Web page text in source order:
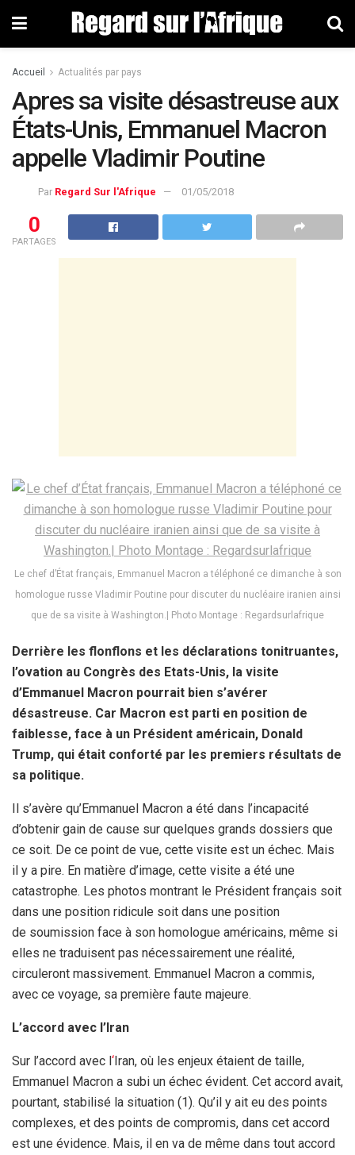
Accueil Actualités par pays
Apres sa visite désastreuse aux
États-Unis, Emmanuel Macron
appelle Vladimir Poutine
Par Regard Sur l'Afrique 01/05/2018
0
PARTAGES
Le chef d’État français, Emmanuel Macron a téléphoné ce dimanche à son
homologue russe Vladimir Poutine pour discuter du nucléaire iranien ainsi
que de sa visite à Washington.| Photo Montage : Regardsurlafrique
Derrière les flonflons et les déclarations tonitruantes,
l’ovation au Congrès des Etats-Unis, la visite
d’Emmanuel Macron pourrait bien s’avérer
désastreuse. Car Macron est parti en position de
faiblesse, face à un Président américain, Donald
Trump, qui était conforté par les premiers résultats de
sa politique.
Il s’avère qu’Emmanuel Macron a été dans l’incapacité
d’obtenir gain de cause sur quelques grands dossiers que
ce soit. De ce point de vue, cette visite est un échec. Mais
il y a pire. En matière d’image, cette visite a été une
catastrophe. Les photos montrant le Président français soit
dans une position ridicule soit dans une position
de soumission face à son homologue américains, même si
elles ne traduisent pas nécessairement une réalité,
circuleront massivement. Emmanuel Macron a commis,
avec ce voyage, sa première faute majeure.
L’accord avec l’Iran
Sur l’accord avec l‘Iran, où les enjeux étaient de taille,
Emmanuel Macron a subi un échec évident. Cet accord avait,
pourtant, stabilisé la situation (1). Qu’il y ait eu des points
complexes, et des points de compromis, dans cet accord
est une évidence. Mais, il en va de même dans tout accord